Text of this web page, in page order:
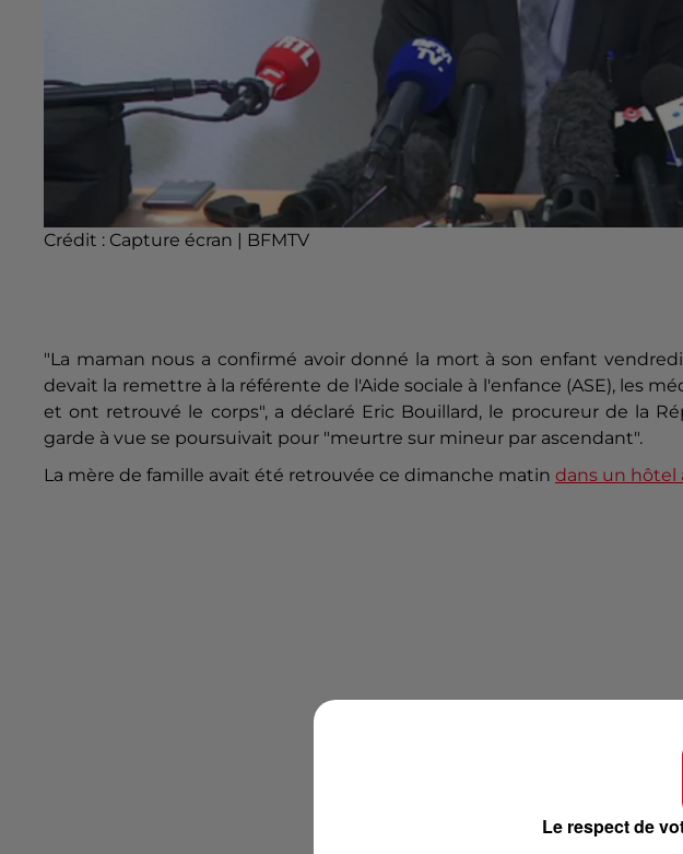
Crédit : Capture écran | BFMTV
"La maman nous a confirmé avoir donné la mort à son enfant
devait la remettre à la référente de l'Aide sociale à l'enfance (ASE), les
et ont retrouvé le corps", a déclaré Eric Bouillard, le procureur de la
garde à vue se poursuivait pour "meurtre sur mineur par ascendant".
La mère de famille avait été retrouvée ce dimanche matin dans un hôtel
Le respect de